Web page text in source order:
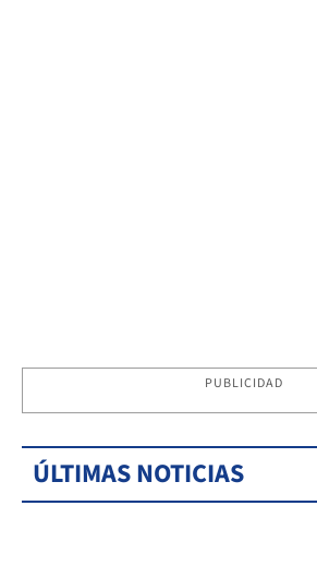
PUBLICIDAD
ÚLTIMAS NOTICIAS